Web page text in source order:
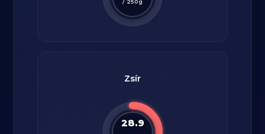
/ 250g
Zsír
28.9